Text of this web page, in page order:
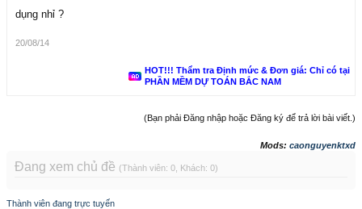
dụng nhỉ ?
20/08/14
HOT!!! Thẩm tra Định mức & Đơn giá: Chỉ có tại
PHẦN MỀM DỰ TOÁN BẮC NAM
(Bạn phải Đăng nhập hoặc Đăng ký để trả lời bài viết.)
Mods: caonguyenktxd
Đang xem chủ đề (Thành viên: 0, Khách: 0)
Thành viên đang trực tuyến